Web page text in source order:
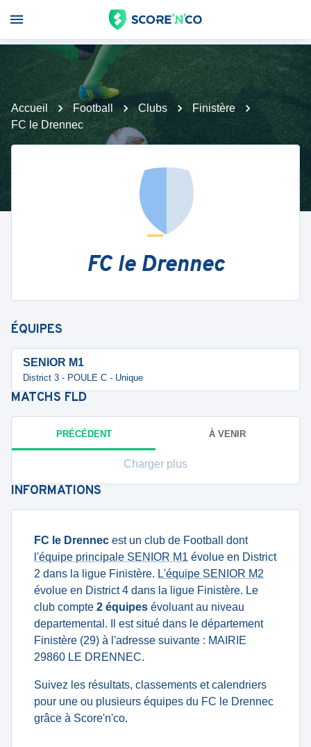
Accueil Football Clubs
Finistère
FC le Drennec
FC le Drennec
ÉQUIPES
SENIOR M1
District 3 - POULE C - Unique
MATCHS FLD
PRÉCÉDENT À VENIR
Charger plus
INFORMATIONS
FC le Drennec est un club de Football dont
l'équipe principale SENIOR M1 évolue en District
2 dans la ligue Finistère. L'équipe SENIOR M2
évolue en District 4 dans la ligue Finistère. Le
club compte 2 équipes évoluant au niveau
departemental. Il est situé dans le département
Finistère (29) à l'adresse suivante : MAIRIE
29860 LE DRENNEC.
Suivez les résultats, classements et calendriers
pour une ou plusieurs équipes du FC le Drennec
grâce à Score'n'co.